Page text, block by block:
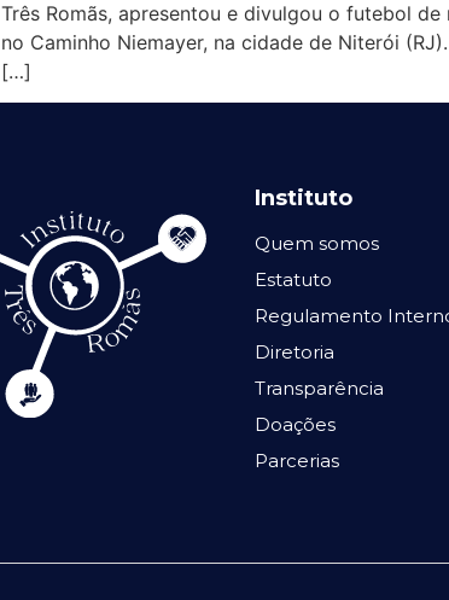
Três Romãs, apresentou e divulgou o futebol
no Caminho Niemayer, na cidade de Niterói
[…]
Instituto
Quem somos
Estatuto
Regulamento
Diretoria
Transparência
Doações
Parcerias